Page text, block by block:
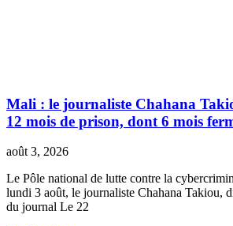
Mali : le journaliste Chahana
12 mois de prison, dont 6 mois
août 3, 2026
Le Pôle national de lutte contre la
lundi 3 août, le journaliste Chahana Takiou,
du journal Le 22